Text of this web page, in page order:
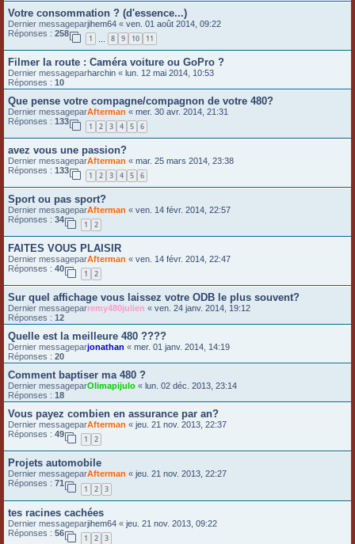
Votre consommation ? (d'essence...)
Dernier messageparjihem64 « ven. 01 août 2014, 09:22
Réponses : 258
1 8 9 10 11
Filmer la route : Caméra voiture ou GoPro ?
Dernier messageparharchin « lun. 12 mai 2014, 10:53
Réponses : 10
Que pense votre compagne/compagnon de votre 480?
Dernier messageparAfterman « mer. 30 avr. 2014, 21:31
Réponses : 133
1 2 3 4 5 6
avez vous une passion?
Dernier messageparAfterman « mar. 25 mars 2014, 23:38
Réponses : 133
1 2 3 4 5 6
Sport ou pas sport?
Dernier messageparAfterman « ven. 14 févr. 2014, 22:57
Réponses : 34
1 2
FAITES VOUS PLAISIR
Dernier messageparAfterman « ven. 14 févr. 2014, 22:47
Réponses : 40
1 2
Sur quel affichage vous laissez votre ODB le plus souvent?
Dernier messageparremy480julien « ven. 24 janv. 2014, 19:12
Réponses : 12
Quelle est la meilleure 480 ????
Dernier messageparjonathan « mer. 01 janv. 2014, 14:19
Réponses : 20
Comment baptiser ma 480 ?
Dernier messageparOlimapijulo « lun. 02 déc. 2013, 23:14
Réponses : 18
Vous payez combien en assurance par an?
Dernier messageparAfterman « jeu. 21 nov. 2013, 22:37
Réponses : 49
1 2
Projets automobile
Dernier messageparAfterman « jeu. 21 nov. 2013, 22:27
Réponses : 71
1 2 3
tes racines cachées
Dernier messageparjihem64 « jeu. 21 nov. 2013, 09:22
Réponses : 56
1 2 3